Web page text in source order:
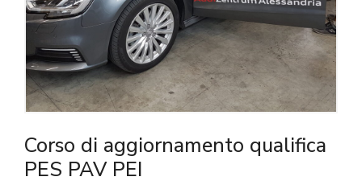
Corso di aggiornamento qualifica
PES PAV PEI